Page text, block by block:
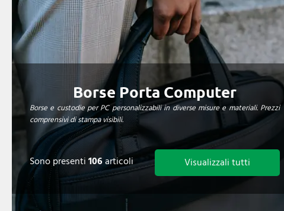
Borse Porta Computer
Borse e custodie per PC personalizzabili in diverse misure e materiali. Prezzi
comprensivi di stampa visibili.
Sono presenti106articoli Visualizzali tutti